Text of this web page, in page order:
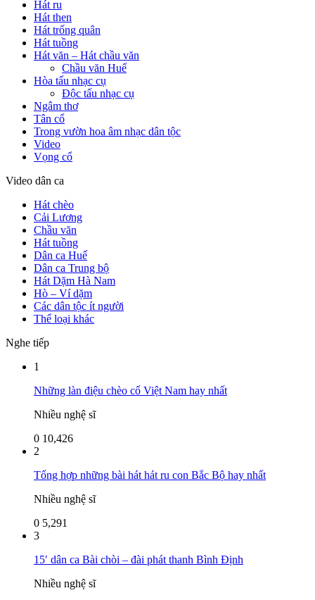
Hát ru
Hát then
Hát trống quân
Hát tuồng
Hát văn – Hát chầu văn
Chầu văn Huế
Hòa tấu nhạc cụ
Độc tấu nhạc cụ
Ngâm thơ
Tân cổ
Trong vườn hoa âm nhạc dân tộc
Video
Vọng cổ
Video dân ca
Hát chèo
Cải Lương
Chầu văn
Hát tuồng
Dân ca Huế
Dân ca Trung bộ
Hát Dặm Hà Nam
Hò – Ví dặm
Các dân tộc ít người
Thể loại khác
Nghe tiếp
1
Những làn điệu chèo cổ Việt Nam hay nhất
Nhiều nghệ sĩ
0 10,426
2
Tổng hợp những bài hát hát ru con Bắc Bộ hay nhất
Nhiều nghệ sĩ
0 5,291
3
15′ dân ca Bài chòi – đài phát thanh Bình Định
Nhiều nghệ sĩ